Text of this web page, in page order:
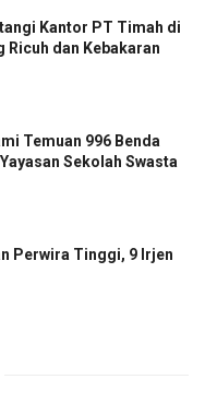
Kantor PT Timah di
Ricuh dan Kebakaran
Temuan 996 Benda
Sekolah Swasta
Perwira Tinggi, 9 Irjen